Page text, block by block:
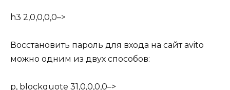
h3 2,0,0,0,0–>
Восстановить пароль для входа на сайт avito
можно одним из двух способов:
p, blockquote 31,0,0,0,0–>